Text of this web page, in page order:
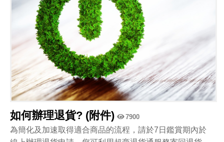
如何辦理退貨? (附件) 7900
為簡化及加速取得適合商品的流程，請於7日鑑賞期內於